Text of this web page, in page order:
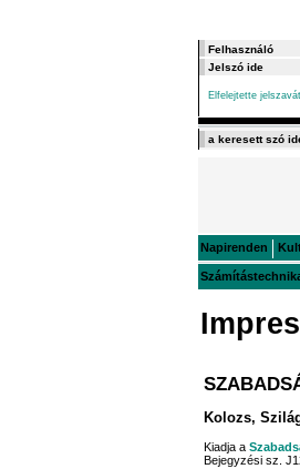
Elfelejtette
Napirenden
Kolozs,
Kiadja a
Bejegyzési sz.